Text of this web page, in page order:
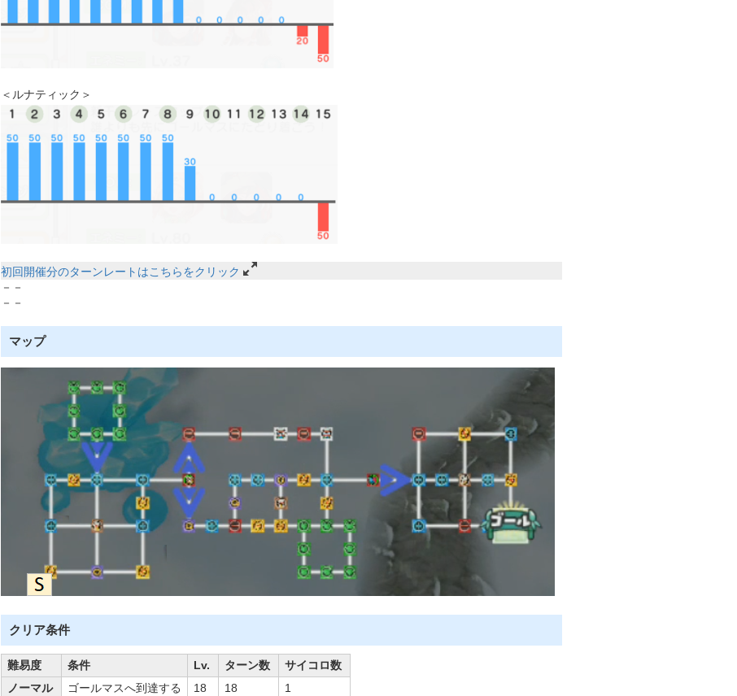
＜ルナティック＞
初回開催分のターンレートはこちらをクリック
－－
－－
マップ
クリア条件
難易度 条件 Lv. ターン数
サイコロ数
ノーマル
ゴールマスへ到達する 18 18
1